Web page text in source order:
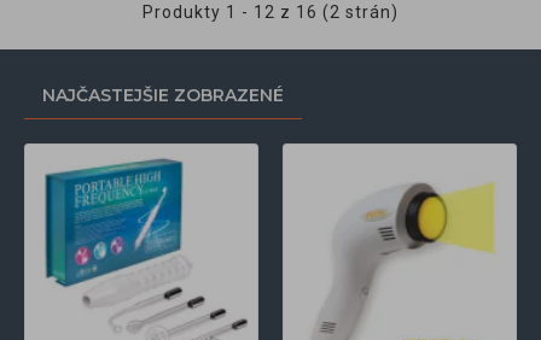
Produkty 1 - 12 z 16 (2 strán)
NAJČASTEJŠIE ZOBRAZENÉ